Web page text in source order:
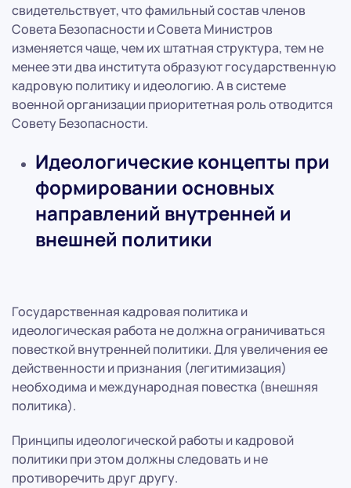
свидетельствует, что фамильный состав членов
Совета Безопасности и Совета Министров
изменяется чаще, чем их штатная структура, тем не
менее эти два института образуют государственную
кадровую политику и идеологию. А в системе
военной организации приоритетная роль отводится
Совету Безопасности.
Идеологические концепты при
формировании основных
направлений внутренней и
внешней политики
Государственная кадровая политика и
идеологическая работа не должна ограничиваться
повесткой внутренней политики. Для увеличения ее
действенности и признания (легитимизация)
необходима и международная повестка (внешняя
политика).
Принципы идеологической работы и кадровой
политики при этом должны следовать и не
противоречить друг другу.